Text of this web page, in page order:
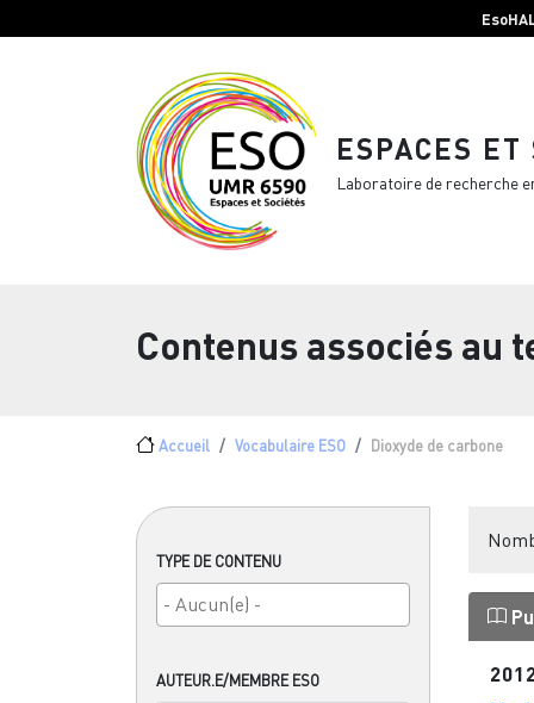
ESPACES ET
Laboratoire de recherche
Contenus associés au
Fil d'Ariane
Accueil Vocabulaire ESO Dioxyde de carbone
TYPE DE CONTENU
AUTEUR.E/MEMBRE ESO